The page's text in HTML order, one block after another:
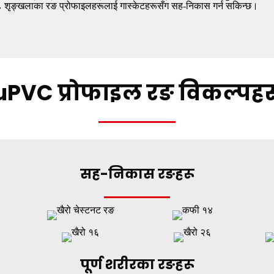
शृङ्खलाका रङ प्रोफाइलहरूलाई गास्केटहरूसँग सह-निकास गर्न सकिन्छ।
प्रोफाइल रङ
सह-निकास रङहरू
पूर्ण शरीरका रङहरू